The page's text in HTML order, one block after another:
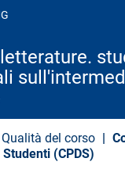
Qualità del corso
(CPDS)